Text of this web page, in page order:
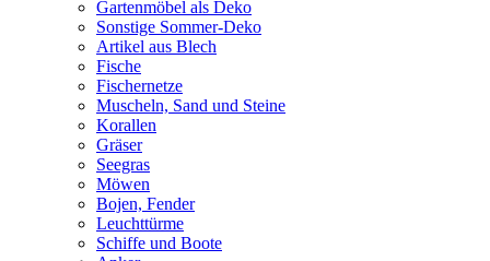
Gartenmöbel als Deko
Sonstige Sommer-Deko
Artikel aus Blech
Fische
Fischernetze
Muscheln, Sand und Steine
Korallen
Gräser
Seegras
Möwen
Bojen, Fender
Leuchttürme
Schiffe und Boote